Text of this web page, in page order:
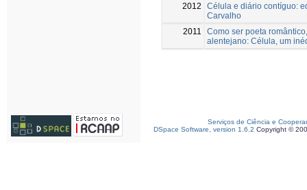
2012
Célula e diário contíguo:
Carvalho
2011
Como ser poeta
alentejano: Célula, um
Serviços de Ciência e
DSpace Software, version 1.6.2 Copyright ©